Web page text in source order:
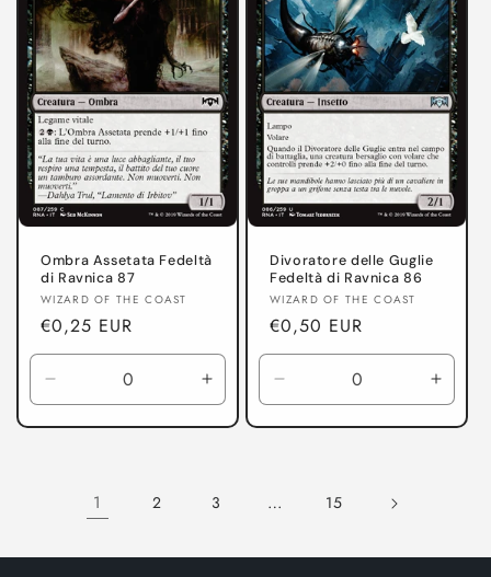
Ombra Assetata Fedeltà
di Ravnica 87
Produttore:
WIZARD OF THE COAST
Prezzo
di
listino
€0,25 EUR
Diminuisci
quantità
per
Ravnica
Aumenta
quantità
per
Ravnica
Divoratore delle Guglie
Fedeltà di Ravnica 86
Produttore:
WIZARD OF THE COAST
Prezzo
di
listino
€0,50 EUR
Diminuisci
quantità
per
Ravnica
per
1 2 3 … 15